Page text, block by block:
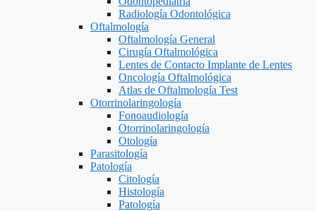
Radiología Odontológica
Oftalmología
Oftalmología General
Cirugía Oftalmológica
Lentes de Contacto Implante de Lentes
Oncología Oftalmológica
Atlas de Oftalmología Test
Otorrinolaringología
Fonoaudiología
Otorrinolaringología
Otología
Parasitología
Patología
Citología
Histología
Patología